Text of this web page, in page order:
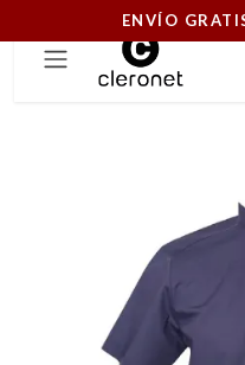
Ir al contenidoENVÍO